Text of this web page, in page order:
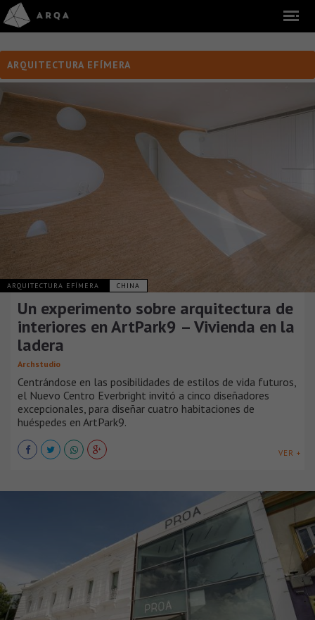
ARQUITECTURA EFÍMERA
ARQUITECTURA EFÍMERA CHINA
Un experimento sobre arquitectura de
interiores en ArtPark9 – Vivienda en la
ladera
Archstudio
Centrándose en las posibilidades de estilos de vida futuros,
el Nuevo Centro Everbright invitó a cinco diseñadores
excepcionales, para diseñar cuatro habitaciones de
huéspedes en ArtPark9.
VER +